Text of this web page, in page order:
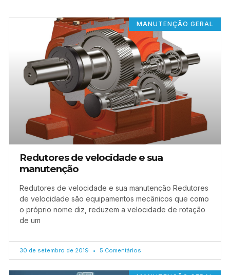
MANUTENÇÃO GERAL
Redutores de velocidade e sua
manutenção
Redutores de velocidade e sua manutenção Redutores
de velocidade são equipamentos mecânicos que como
o próprio nome diz, reduzem a velocidade de rotação
de um
30 de setembro de 2019 5 Comentários